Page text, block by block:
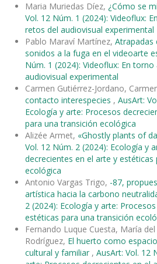
Maria Muriedas Díez, ¿Cómo se
Vol. 12 Núm. 1 (2024): Videoflux:
retos del audiovisual experimental
Pablo Maraví Martínez, Atrapadas
sonidos a la fuga en el videoarte
Núm. 1 (2024): Videoflux: En
audiovisual experimental
Carmen Gutiérrez-Jordano,
contacto interespecies , AusArt:
Ecología y arte: Procesos
para una transición ecológica
Alizée Armet, «Ghostly plants of
Vol. 12 Núm. 2 (2024): Ecología y
decrecientes en el arte y estéticas
ecológica
Antonio Vargas Trigo, -87,
artística hacia la carbono
2 (2024): Ecología y arte:
estéticas para una transición
Fernando Luque Cuesta, María
Rodríguez, El huerto como
cultural y familiar , AusArt: Vol. 12